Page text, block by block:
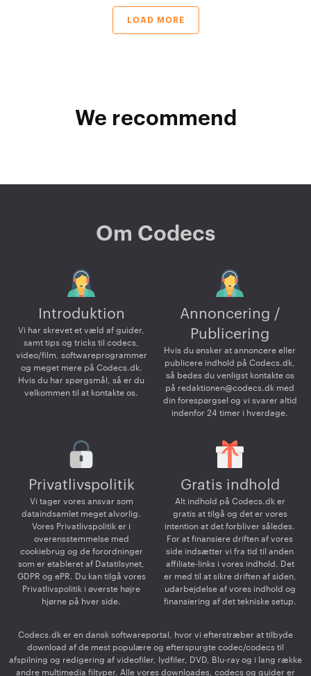
LOAD MORE
We recommend
Om Codecs
Introduktion
Vi har skrevet et væld af guider,
samt tips og tricks til codecs,
video/film, softwareprogrammer
og meget mere på Codecs.dk.
Hvis du har spørgsmål, så er du
velkommen til at kontakte os.
Annoncering /
Publicering
Hvis du ønsker at annoncere eller
publicere indhold på Codecs.dk,
så bedes du venligst kontakte os
på redaktionen@codecs.dk med
din forespørgsel og vi svarer altid
indenfor 24 timer i hverdage.
Privatlivspolitik
Vi tager vores ansvar som
dataindsamlet meget alvorlig.
Vores Privatlivspolitik er i
overensstemmelse med
cookiebrug og de forordninger
som er etableret af Datatilsynet,
GDPR og ePR. Du kan tilgå vores
Privatlivspolitik i øverste højre
hjørne på hver side.
Gratis indhold
Alt indhold på Codecs.dk er
gratis at tilgå og det er vores
intention at det forbliver således.
For at finansiere driften af vores
side indsætter vi fra tid til anden
affiliate-links i vores indhold. Det
er med til at sikre driften af siden,
udarbejdelse af vores indhold og
finansiering af det tekniske setup.
Codecs.dk er en dansk softwareportal, hvor vi efterstræber at tilbyde
download af de mest populære og efterspurgte codec/codecs til
afspilning og redigering af videofiler, lydfiler, DVD, Blu-ray og i lang række
andre multimedia filtyper. Alle vores downloades, codecs og guider er